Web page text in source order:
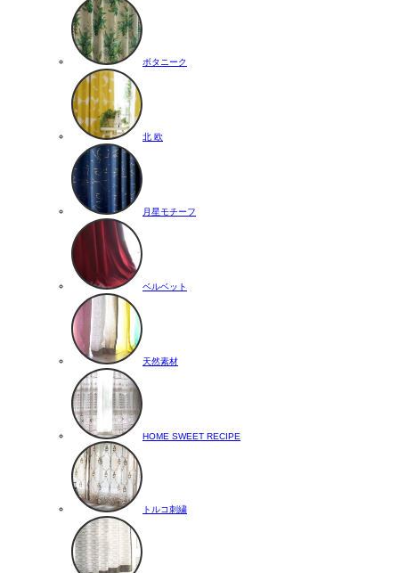
ボタニーク
北 欧
月星モチーフ
ベルベット
天然素材
HOME SWEET RECIPE
トルコ刺繍